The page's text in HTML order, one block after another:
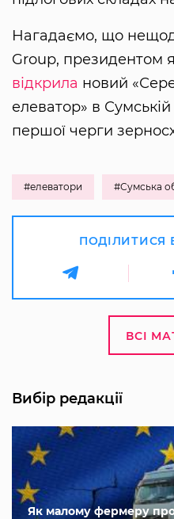
Нагадаємо, що
Group, президентом
відкрила новий
елеватор» в
першої черги
#елеватори #Сумська
ПОДІЛИТИСЯ
ВСІ
Вибір редакції
Як малому фермеру